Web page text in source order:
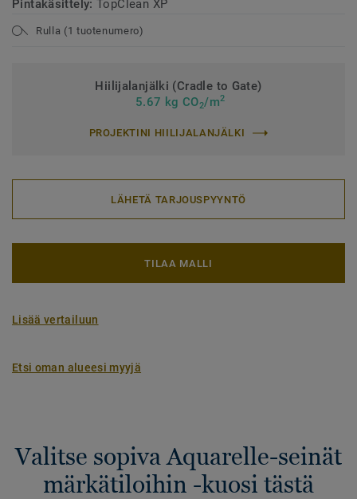
Pintakäsittely:TopClean XP
Rulla (1 tuotenumero)
Hiilijalanjälki (Cradle to Gate)
5.67 kg CO2/m2
PROJEKTINI HIILIJALANJÄLKI
LÄHETÄ TARJOUSPYYNTÖ
TILAA MALLI
Lisää vertailuun
Etsi oman alueesi myyjä
Valitse sopiva Aquarelle-seinät
märkätiloihin -kuosi tästä